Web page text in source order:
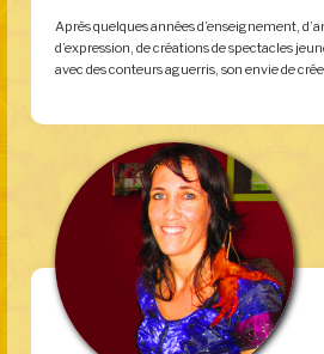
Après quelques années d’enseignement,
d’expression, de créations de spectacles
avec des conteurs aguerris, son envie de